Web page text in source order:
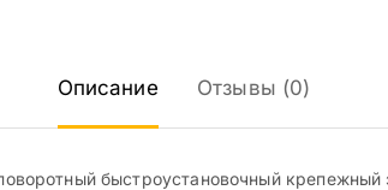
Описание Отзывы (0)
быстроустановочный